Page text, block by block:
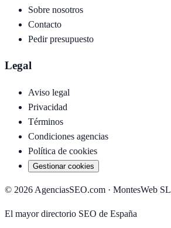
Sobre nosotros
Contacto
Pedir presupuesto
Legal
Aviso legal
Privacidad
Términos
Condiciones agencias
Política de cookies
Gestionar cookies
© 2026 AgenciasSEO.com · MontesWeb SL
El mayor directorio SEO de España